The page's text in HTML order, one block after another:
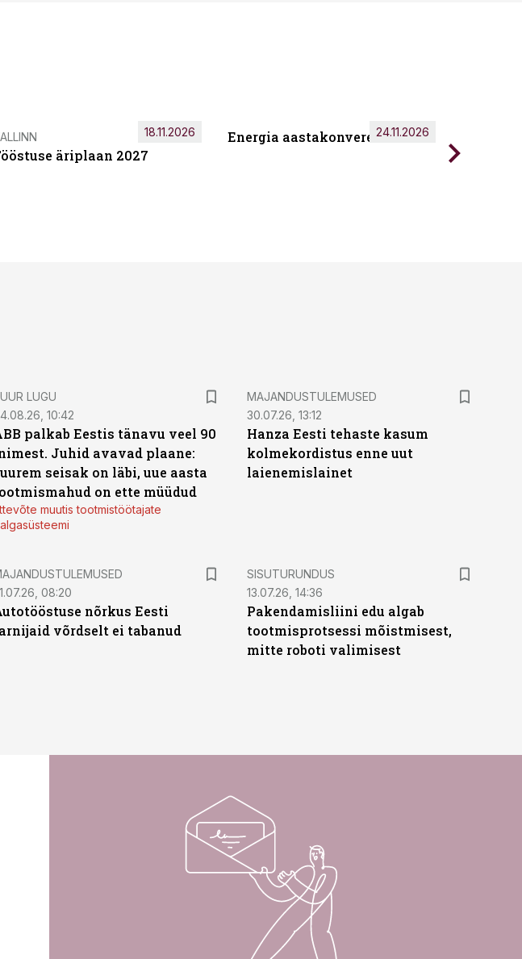
äriplaan 2027
18.11.2026 Energia aastakonverents 2026
24.11.2026
LUGU
10:42
palkab Eestis tänavu veel 90
Juhid avavad plaane:
seisak on läbi, uue aasta
on ette müüdud
muutis tootmistöötajate
MAJANDUSTULEMUSED
30.07.26, 13:12
Hanza Eesti tehaste kasum
kolmekordistus enne uut
laienemislainet
08:20
nõrkus Eesti
võrdselt ei tabanud
ST
SISUTURUNDUS
13.07.26, 14:36
Pakendamisliini edu algab
tootmisprotsessi mõistmisest,
mitte roboti valimisest